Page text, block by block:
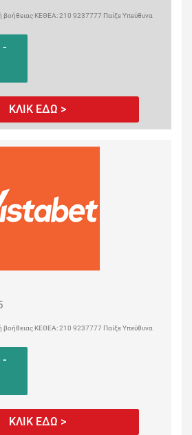
ΚΕΘΕΑ: 210 9237777 Παίξε Υπεύθυνα
-
ΚΛΙΚ ΕΔΩ >
ΚΕΘΕΑ: 210 9237777 Παίξε Υπεύθυνα
-
ΚΛΙΚ ΕΔΩ >